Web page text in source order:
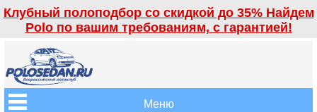
Клубный полоподбор со скидкой до 35% Найдем
Polo по вашим требованиям, с гарантией!
Меню